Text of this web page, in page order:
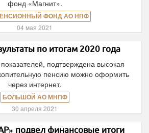
фонд «Магнит».
ФОНД АО НПФ
04 мая 2021
по итогам 2020 года
подтверждена высокая
пенсию можно оформить
через интернет.
БОЛЬШОЙ АО МНПФ
30 апреля 2021
подвел финансовые итоги